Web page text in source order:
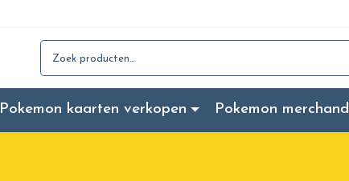
Search for:
Pokemon kaarten verkopen Pokemon